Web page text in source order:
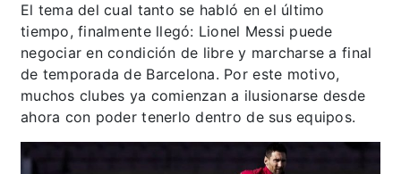
El tema del cual tanto se habló en el último
tiempo, finalmente llegó: Lionel Messi puede
negociar en condición de libre y marcharse a final
de temporada de Barcelona. Por este motivo,
muchos clubes ya comienzan a ilusionarse desde
ahora con poder tenerlo dentro de sus equipos.